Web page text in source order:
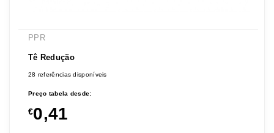
PPR
Tê Redução
28 referências disponíveis
Preço tabela desde:
€0,41